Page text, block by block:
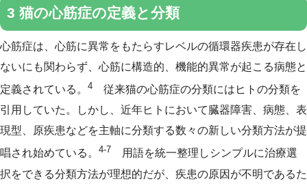
3 猫の心筋症の定義と分類
心筋症は、心筋に異常をもたらすレベルの循環器疾患が存在し
ないにも関わらず、心筋に構造的、機能的異常が起こる病態と
定義されている。 4 従来猫の心筋症の分類にはヒトの分類を
引用していた。しかし、近年ヒトにおいて臓器障害、病態、表
現型、原疾患などを主軸に分類する数々の新しい分類方法が提
唱され始めている。 4-7 用語を統一整理しシンプルに治療選
択をできる分類方法が理想的だが、疾患の原因が不明であるた